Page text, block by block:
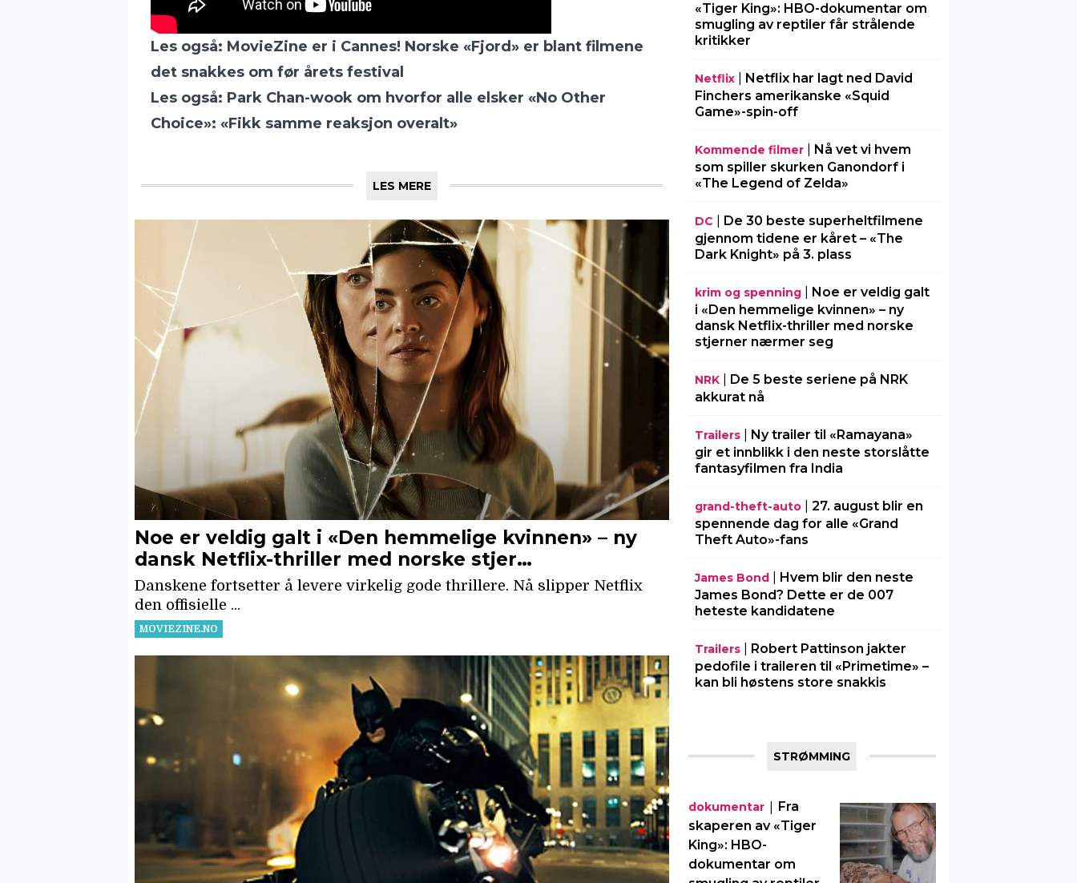
Les også: MovieZine er i Cannes! Norske «Fjord» er blant filmene
det snakkes om før årets festival
Les også: Park Chan-wook om hvorfor alle elsker «No Other
Choice»: «Fikk samme reaksjon overalt»
LES MERE
«Tiger King»: HBO-dokumentar om
smugling av reptiler får strålende
kritikker
Netflix| Netflix har lagt ned David
Finchers amerikanske «Squid
Game»-spin-off
Kommende filmer| Nå vet vi hvem
som spiller skurken Ganondorf i
«The Legend of Zelda»
DC
De 30 beste superheltfilmene
gjennom tidene er kåret – «The
Dark Knight» på 3. plass
krim og spenning| Noe er veldig galt
i «Den hemmelige kvinnen» – ny
dansk Netflix-thriller med norske
stjerner nærmer seg
NRK| De 5 beste seriene på NRK
akkurat nå
Trailers| Ny trailer til «Ramayana»
gir et innblikk i den neste storslåtte
fantasyfilmen fra India
grand-theft-auto| 27. august blir en
spennende dag for alle «Grand
Theft Auto»-fans
James Bond| Hvem blir den neste
James Bond? Dette er de 007
heteste kandidatene
Trailers| Robert Pattinson jakter
pedofile i traileren til «Primetime» –
kan bli høstens store snakkis
STRØMMING
dokumentar| Fra
skaperen av «Tiger
King»: HBO-
dokumentar om